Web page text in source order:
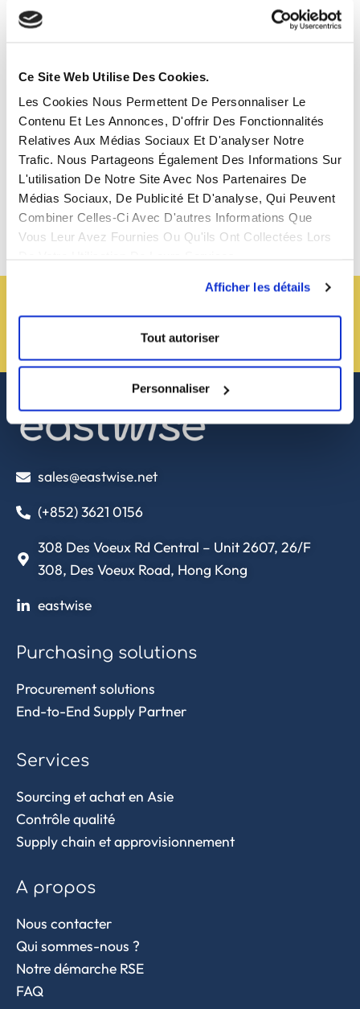
Ce Site Web Utilise Des Cookies.
Les Cookies Nous Permettent De Personnaliser Le
Contenu Et Les Annonces, D'offrir Des Fonctionnalités
Relatives Aux Médias Sociaux Et D'analyser Notre
Trafic. Nous Partageons Également Des Informations Sur
L'utilisation De Notre Site Avec Nos Partenaires De
Médias Sociaux, De Publicité Et D'analyse, Qui Peuvent
Combiner Celles-Ci Avec D'autres Informations Que
Vous Leur Avez Fournies Ou Qu'ils Ont Collectées Lors
Afficher les détails
Tout autoriser
Personnaliser
Prenez-Vous Des Commissions Des Usines ?
Comment Choisir Le Bon Fournisseur En Asie ?
Quels Sont Les Délais De Livraison Moyens Pour Les
Produits Importés D’Asie ?
Comment S’assurer De La Qualité Des Produits Lors
Du Sourcing En Asie ?
Vous avez un projet ?
Contactez-nous !
sales@eastwise.net
(+852) 3621 0156
308 Des Voeux Rd Central – Unit 2607, 26/F
308, Des Voeux Road, Hong Kong
eastwise
Purchasing solutions
Procurement solutions
End-to-End Supply Partner
Services
Sourcing et achat en Asie
Contrôle qualité
Supply chain et approvisionnement
A propos
Nous contacter
Qui sommes-nous ?
Notre démarche RSE
FAQ